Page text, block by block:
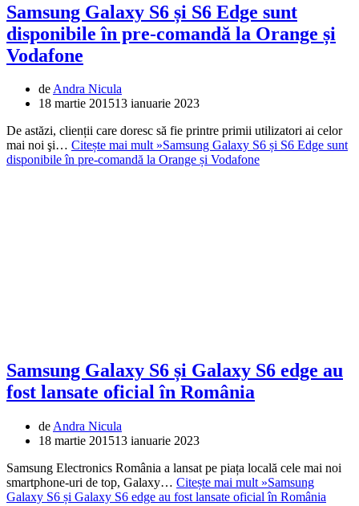
Samsung Galaxy S6 și S6 Edge sunt
disponibile în pre-comandă la Orange și
Vodafone
deAndra Nicula
18 martie 201513 ianuarie 2023
De astăzi, clienții care doresc să fie printre primii utilizatori ai celor
mai noi şi… Citește mai mult »Samsung Galaxy S6 și S6 Edge sunt
disponibile în pre-comandă la Orange și Vodafone
Samsung Galaxy S6 și Galaxy S6 edge au
fost lansate oficial în România
de Andra Nicula
18 martie 201513 ianuarie 2023
Samsung Electronics România a lansat pe piața locală cele mai noi
smartphone-uri de top, Galaxy… Citește mai mult »Samsung
Galaxy S6 și Galaxy S6 edge au fost lansate oficial în România